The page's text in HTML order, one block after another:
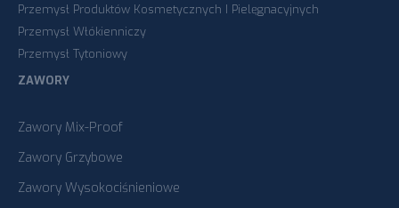
Przemysł Produktów Kosmetycznych I Pielęgnacyjnych
Przemysł Włókienniczy
Przemysł Tytoniowy
ZAWORY
Zawory Mix-Proof
Zawory Grzybowe
Zawory Wysokociśnieniowe